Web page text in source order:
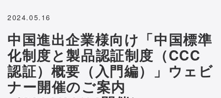
2024.05.16
中国進出企業様向け「中国標準
化制度と製品認証制度（CCC
認証）概要（入門編）」ウェビ
ナー開催のご案内